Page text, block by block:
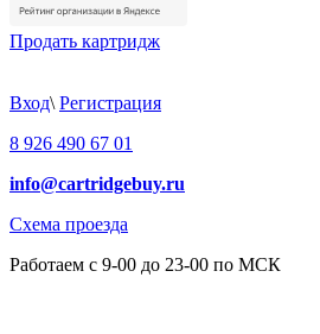
Продать картридж
Вход\ Регистрация
8 926 490 67 01
info@cartridgebuy.ru
Схема проезда
Работаем с 9-00 до 23-00 по МСК